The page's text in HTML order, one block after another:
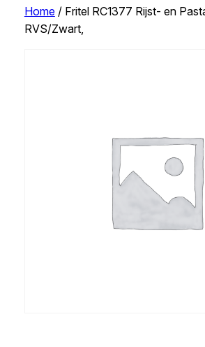
Home/ Fritel RC1377 Rijst- en
RVS/Zwart,